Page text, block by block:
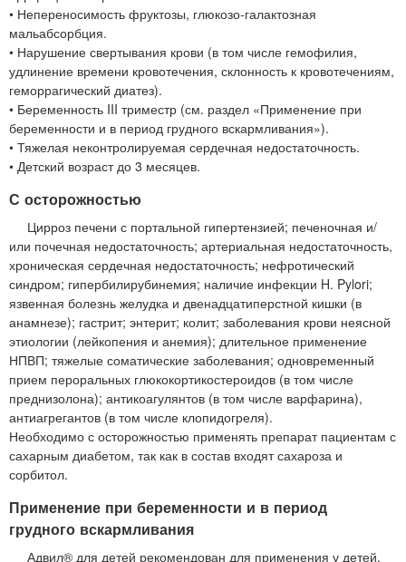
• Непереносимость фруктозы, глюкозо-галактозная
мальабсорбция.
• Нарушение свертывания крови (в том числе гемофилия,
удлинение времени кровотечения, склонность к кровотечениям,
геморрагический диатез).
• Беременность III триместр (см. раздел «Применение при
беременности и в период грудного вскармливания»).
• Тяжелая неконтролируемая сердечная недостаточность.
• Детский возраст до 3 месяцев.
С осторожностью
Цирроз печени с портальной гипертензией; печеночная и/
или почечная недостаточность; артериальная недостаточность,
хроническая сердечная недостаточность; нефротический
синдром; гипербилирубинемия; наличие инфекции H. Pylori;
язвенная болезнь желудка и двенадцатиперстной кишки (в
анамнезе); гастрит; энтерит; колит; заболевания крови неясной
этиологии (лейкопения и анемия); длительное применение
НПВП; тяжелые соматические заболевания; одновременный
прием пероральных глюкокортикостероидов (в том числе
преднизолона); антикоагулянтов (в том числе варфарина),
антиагрегантов (в том числе клопидогреля).
Необходимо с осторожностью применять препарат пациентам с
сахарным диабетом, так как в состав входят сахароза и
сорбитол.
Применение при беременности и в период
грудного вскармливания
Адвил® для детей рекомендован для применения у детей.